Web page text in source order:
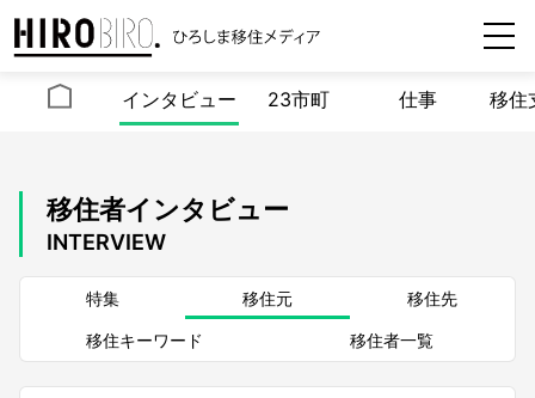
インタビュー 23市町 仕事 移住
移住者インタビュー
INTERVIEW
特集 移住元 移住先
移住キーワード 移住者一覧